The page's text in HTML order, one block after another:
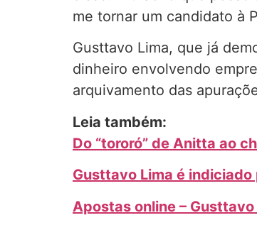
me tornar um candidato à
Gusttavo Lima, que já
dinheiro envolvendo
arquivamento das
Leia também:
Do “tororó” de Anitta ao
Gusttavo Lima é
Apostas online –